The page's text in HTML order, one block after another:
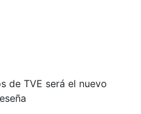
de TVE será el nuevo